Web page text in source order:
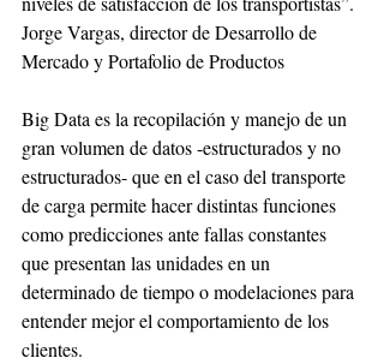
Jorge Vargas, director de Desarrollo de
Mercado y Portafolio de Productos
Big Data es la recopilación y manejo de un
gran volumen de datos -estructurados y no
estructurados- que en el caso del transporte
de carga permite hacer distintas funciones
como predicciones ante fallas constantes
que presentan las unidades en un
determinado de tiempo o modelaciones para
entender mejor el comportamiento de los
clientes.